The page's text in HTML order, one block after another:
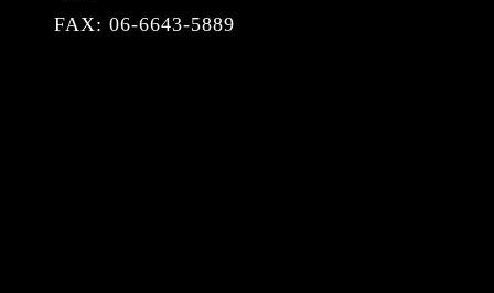
FAX: 06-6643-5889